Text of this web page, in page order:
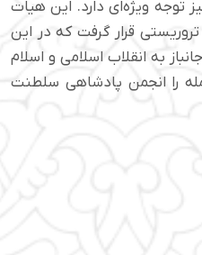
توجه ویژه‌ای دارد. این هیات
تروریستی قرار گرفت که در این
واقعه ۱۴ شهید و قریب به ۲۰۰ جانباز به انقلاب اسلامی و اسلام
را انجمن پادشاهی سلطنت